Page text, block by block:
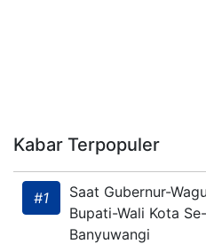
Kabar Terpopuler
#1
Saat Gubernur-
Bupati-Wali Kota
Banyuwangi